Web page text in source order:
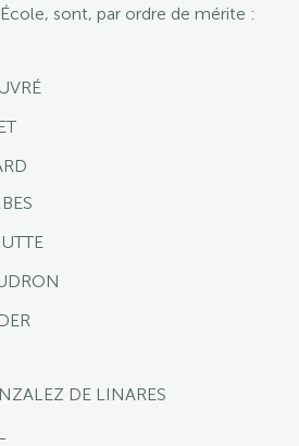
sont, par ordre de mérite :
DE LINARES